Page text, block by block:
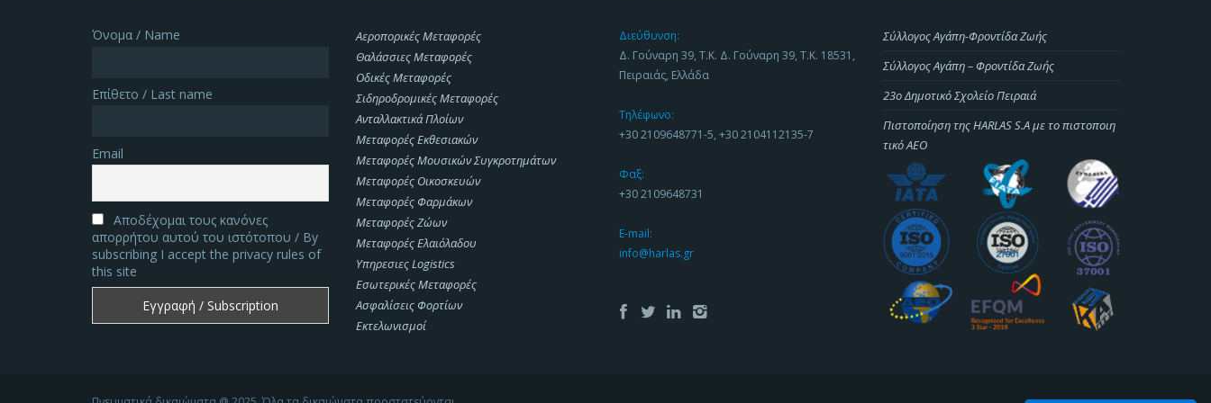
Όνομα / Name
Επίθετο / Last name
Email
Αποδέχομαι τους κανόνες
απορρήτου αυτού του ιστότοπου / By
subscribing I accept the privacy rules of
this site
Αεροπορικές Μεταφορές
Θαλάσσιες Μεταφορές
Οδικές Μεταφορές
Σιδηροδρομικές Μεταφορές
Ανταλλακτικά Πλοίων
Μεταφορές Εκθεσιακών
Μεταφορές Μουσικών Συγκροτημάτων
Μεταφορές Οικοσκευών
Μεταφορές Φαρμάκων
Μεταφορές Ζώων
Μεταφορές Ελαιόλαδου
Υπηρεσιες Logistics
Εσωτερικές Μεταφορές
Ασφαλίσεις Φορτίων
Εκτελωνισμοί
Διεύθυνση:
Δ. Γούναρη 39, Τ.Κ. Δ. Γούναρη 39, Τ.Κ. 18531,
Πειραιάς, Ελλάδα
Τηλέφωνο:
+30 2109648771-5, +30 2104112135-7
Φαξ:
+30 2109648731
E-mail:
info@harlas.gr
Σύλλογος Αγάπη-Φροντίδα Ζωής
Σύλλογος Αγάπη – Φροντίδα Ζωής
23o Δημοτικό Σχολείο Πειραιά
Πιστοποίηση της HARLAS S.A με το πιστοποιη
τικό ΑΕΟ